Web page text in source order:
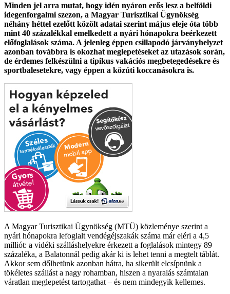
Minden jel arra mutat, hogy idén nyáron erős lesz a belföldi
idegenforgalmi szezon, a Magyar Turisztikai Ügynökség
néhány héttel ezelőtt közölt adatai szerint május eleje óta több
mint 40 százalékkal emelkedett a nyári hónapokra beérkezett
előfoglalások száma. A jelenleg éppen csillapodó járványhelyzet
azonban továbbra is okozhat meglepetéseket az utazások során,
de érdemes felkészülni a tipikus vakációs megbetegedésekre és
sportbalesetekre, vagy éppen a közúti koccanásokra is.
A Magyar Turisztikai Ügynökség (MTÜ) közleménye szerint a
nyári hónapokra lefoglalt vendégéjszakák száma már eléri a 4,5
milliót: a vidéki szálláshelyekre érkezett a foglalások mintegy 89
százaléka, a Balatonnál pedig akár ki is lehet tenni a megtelt táblát.
Akkor sem dőlhetünk azonban hátra, ha sikerült elcsípnünk a
tökéletes szállást a nagy rohamban, hiszen a nyaralás számtalan
váratlan meglepetést tartogathat – és nem mindegyik kellemes.